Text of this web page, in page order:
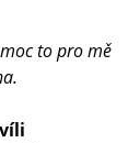
to pro mě